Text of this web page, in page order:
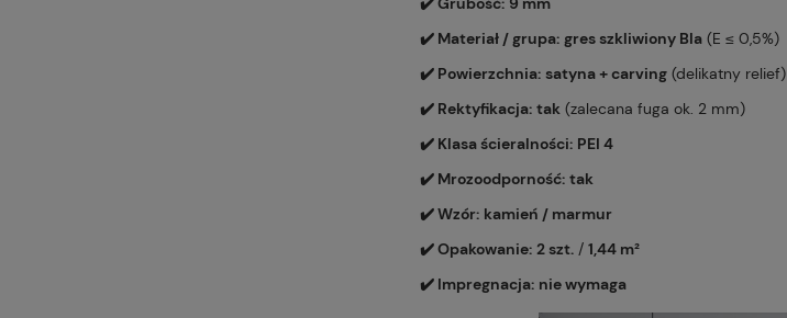
✔️ Materiał / grupa: gres szkliwiony BIa (E ≤ 0,5%)
✔️ Powierzchnia: satyna + carving (delikatny relief)
✔️ Rektyfikacja: tak (zalecana fuga ok. 2 mm)
✔️ Klasa ścieralności: PEI 4
✔️ Mrozoodporność: tak
✔️ Wzór: kamień / marmur
✔️ Opakowanie: 2 szt. / 1,44 m²
✔️ Impregnacja: nie wymaga